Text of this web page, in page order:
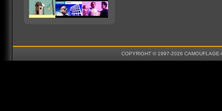
COPYRIGHT © 1997-2026 CAMOUFLAGE-